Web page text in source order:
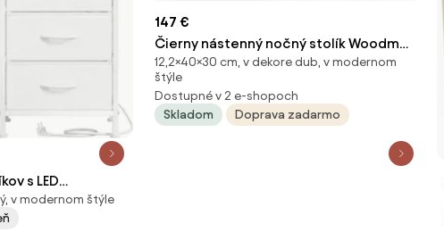
s LED
stanicou
v modernom štýle
147 €
Čierny nástenný nočný stolík Woodman
Farsta
12,2×40×30 cm, v dekore dub, v modernom
štýle
Dostupné v 2 e-shopoch
Skladom
Doprava zadarmo